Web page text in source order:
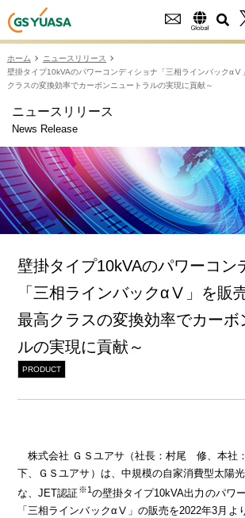
ホーム
ニュースリリース
壁掛タイプ10kVAのパワーコンディショナ「三相ラインバックαⅤ
クラスの変換効率でカーボンニュートラルの実現に貢献～
ニュースリリース
News Release
壁掛タイプ10kVAのパワーコン
「三相ラインバックαⅤ」を販
最高クラスの変換効率でカーボ
ルの実現に貢献～
PRODUCT
株式会社 ＧＳユアサ（社長：村尾 修、本社
下、ＧＳユアサ）は、中規模の自家消費型太陽
な、JET認証※1の壁掛タイプ10kVA出力のパワ
「三相ラインバックαⅤ」の販売を2022年3月よ